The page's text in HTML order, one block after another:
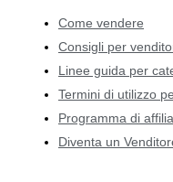
Come vendere
Consigli per
Linee guida per
Termini di utilizzo
Programma di
Diventa un